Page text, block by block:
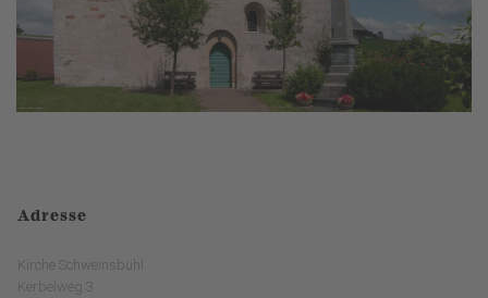
Adresse
Kirche Schweinsbühl
Kerbelweg 3